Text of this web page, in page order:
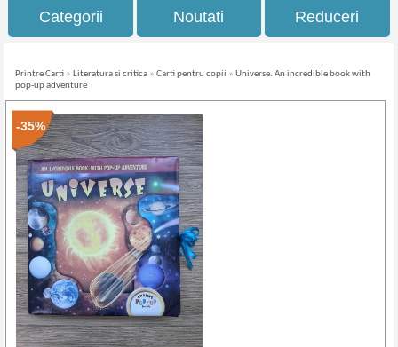
Categorii Noutati Reduceri
Printre Carti » Literatura si critica »Carti pentru copii »Universe. An incredible book with
pop-up adventure
-35%